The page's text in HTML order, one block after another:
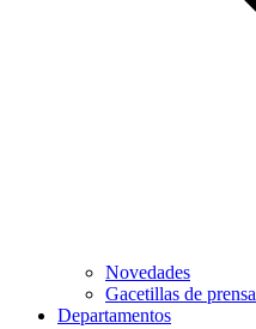
Novedades
Gacetillas de prensa
Departamentos